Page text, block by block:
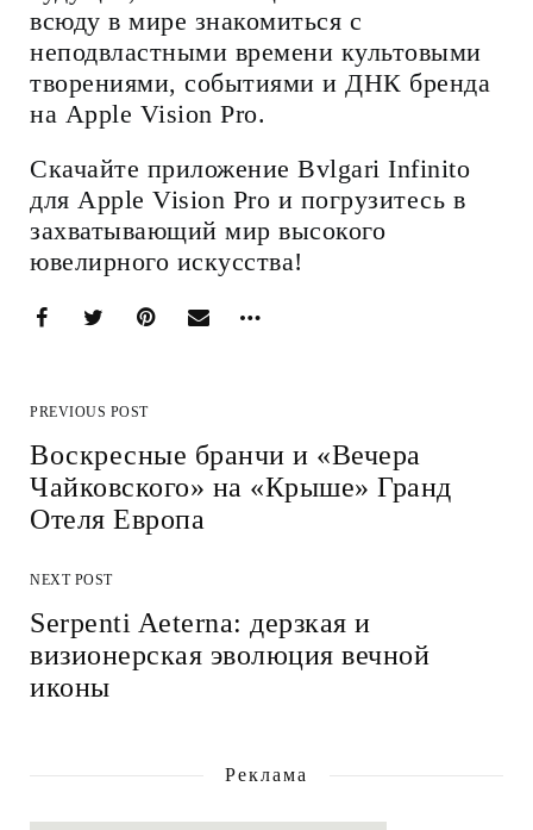
всюду в мире знакомиться с
неподвластными времени культовыми
творениями, событиями и ДНК бренда
на Apple Vision Pro.
Скачайте приложение Bvlgari Infinito
для Apple Vision Pro и погрузитесь в
захватывающий мир высокого
ювелирного искусства!
PREVIOUS POST
Воскресные бранчи и «Вечера
Чайковского» на «Крыше» Гранд
Отеля Европа
NEXT POST
Serpenti Aeterna: дерзкая и
визионерская эволюция вечной
иконы
Реклама